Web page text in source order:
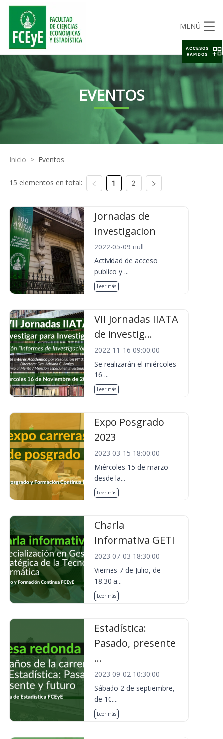
MENÚ
EVENTOS
Inicio > Eventos
15 elementos en total: 1 2
Jornadas de
investigacion
2022-05-09 null
Actividad de acceso
publico y ...
Leer más
VII Jornadas IIATA
de investig...
2022-11-16 09:00:00
Se realizarán el miércoles
16 ...
Leer más
Expo Posgrado
2023
2023-03-15 18:00:00
Miércoles 15 de marzo
desde la...
Leer más
Charla
Informativa GETI
2023-07-03 18:30:00
Viernes 7 de Julio, de
18.30 a...
Leer más
Estadística:
Pasado, presente
...
2023-09-02 10:30:00
Sábado 2 de septiembre,
de 10....
Leer más
ACCESOS
RAPIDOS